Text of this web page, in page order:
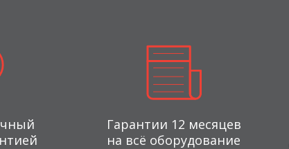
Гарантии 12 месяцев
на всё оборудование